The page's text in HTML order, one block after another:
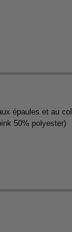
épaules et au col.
50% polyester)